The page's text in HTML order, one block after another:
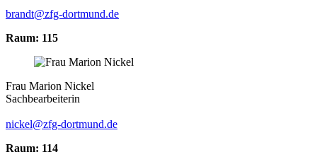
brandt@zfg-dortmund.de
Raum: 115
Frau Marion Nickel
Sachbearbeiterin
nickel@zfg-dortmund.de
Raum: 114